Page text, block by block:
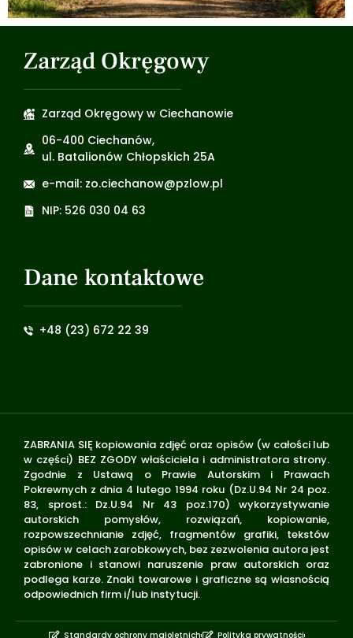
Zarząd Okręgowy
Zarząd Okręgowy w Ciechanowie
06-400 Ciechanów,
ul. Batalionów Chłopskich 25A
e-mail: zo.ciechanow@pzlow.pl
NIP: 526 030 04 63
Dane kontaktowe
+48 (23) 672 22 39
ZABRANIA SIĘ kopiowania zdjęć oraz opisów (w całości lub
w części) BEZ ZGODY właściciela i administratora strony.
Zgodnie z Ustawą o Prawie Autorskim i Prawach
Pokrewnych z dnia 4 lutego 1994 roku (Dz.U.94 Nr 24 poz.
83, sprost.: Dz.U.94 Nr 43 poz.170) wykorzystywanie
autorskich pomysłów, rozwiązań, kopiowanie,
rozpowszechnianie zdjęć, fragmentów grafiki, tekstów
opisów w celach zarobkowych, bez zezwolenia autora jest
zabronione i stanowi naruszenie praw autorskich oraz
podlega karze. Znaki towarowe i graficzne są własnością
odpowiednich firm i/lub instytucji.
Standardy ochrony małoletnich Polityka prywatności